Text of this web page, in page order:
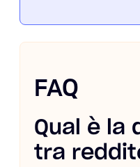
FAQ
Qual è la
tra